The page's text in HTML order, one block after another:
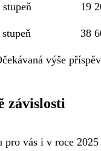
19
38
výše
závislosti
pro vás i v roce